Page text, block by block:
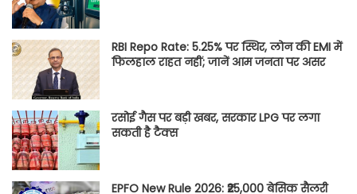
RBI Repo Rate: 5.25% पर स्थिर, लोन की EMI में
फिलहाल राहत नहीं; जानें आम जनता पर असर
रसोई गैस पर बड़ी खबर, सरकार LPG पर लगा
सकती है टैक्स
EPFO New Rule 2026: ₹25,000 बेसिक सैलरी